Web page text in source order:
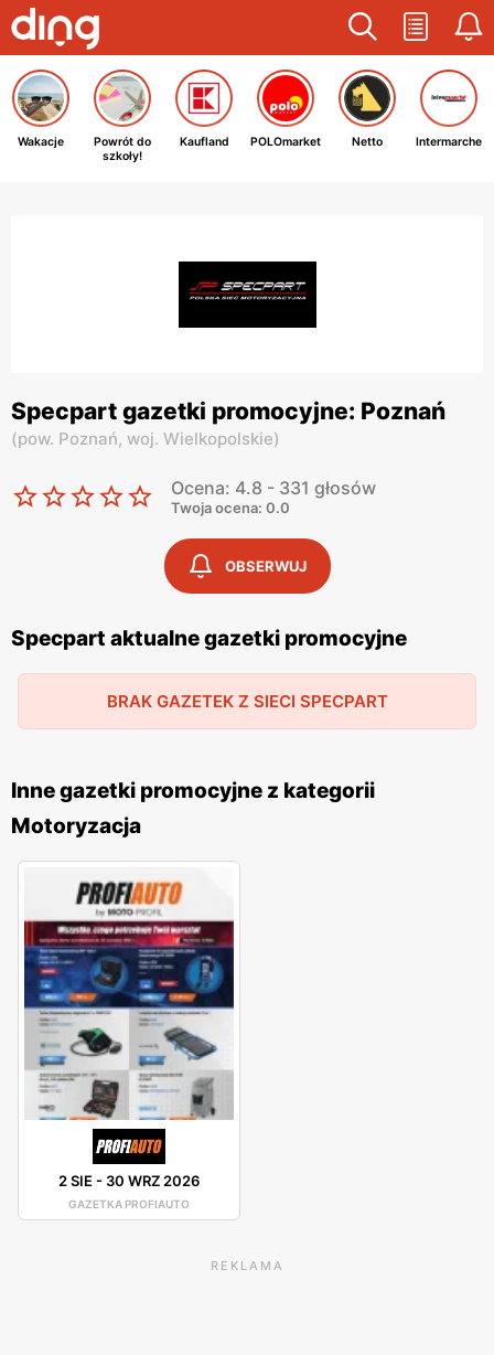
Wakacje
Powrót do
szkoły!
Kaufland POLOmarket Netto Intermarche
Specpart gazetki promocyjne: Poznań
(pow. Poznań, woj. Wielkopolskie)
Ocena: 4.8 - 331 głosów
Twoja ocena: 0.0
OBSERWUJ
Specpart aktualne gazetki promocyjne
BRAK GAZETEK Z SIECI SPECPART
Inne gazetki promocyjne z kategorii
Motoryzacja
2 SIE- 30 WRZ 2026
GAZETKA PROFIAUTO
REKLAMA